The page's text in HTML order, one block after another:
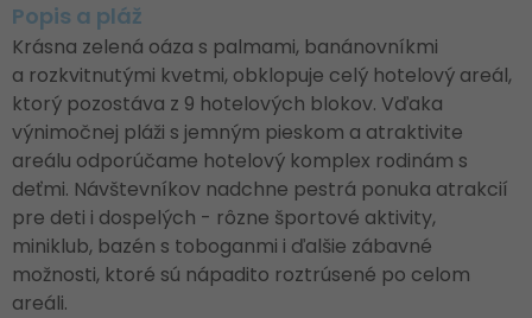
Popis a pláž
Krásna zelená oáza s palmami, banánovníkmi
a rozkvitnutými kvetmi, obklopuje celý hotelový areál,
ktorý pozostáva z 9 hotelových blokov. Vďaka
výnimočnej pláži s jemným pieskom a atraktivite
areálu odporúčame hotelový komplex rodinám s
deťmi. Návštevníkov nadchne pestrá ponuka atrakcií
pre deti i dospelých - rôzne športové aktivity,
miniklub, bazén s toboganmi i ďalšie zábavné
možnosti, ktoré sú nápadito roztrúsené po celom
areáli.